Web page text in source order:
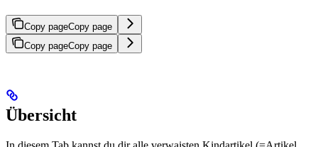
Copy pageCopy page
Copy pageCopy page
Übersicht